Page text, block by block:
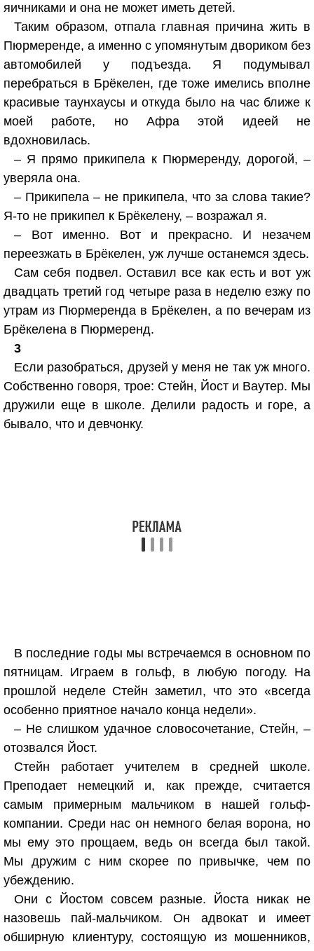
яичниками и она не может иметь детей.
Таким образом, отпала главная причина жить в
Пюрмеренде, а именно с упомянутым двориком без
автомобилей у подъезда. Я подумывал
перебраться в Брёкелен, где тоже имелись вполне
красивые таунхаусы и откуда было на час ближе к
моей работе, но Афра этой идеей не
вдохновилась.
– Я прямо прикипела к Пюрмеренду, дорогой, –
уверяла она.
– Прикипела – не прикипела, что за слова такие?
Я-то не прикипел к Брёкелену, – возражал я.
– Вот именно. Вот и прекрасно. И незачем
переезжать в Брёкелен, уж лучше останемся здесь.
Сам себя подвел. Оставил все как есть и вот уж
двадцать третий год четыре раза в неделю езжу по
утрам из Пюрмеренда в Брёкелен, а по вечерам из
Брёкелена в Пюрмеренд.
3
Если разобраться, друзей у меня не так уж много.
Собственно говоря, трое: Стейн, Йост и Ваутер. Мы
дружили еще в школе. Делили радость и горе, а
бывало, что и девчонку.
В последние годы мы встречаемся в основном по
пятницам. Играем в гольф, в любую погоду. На
прошлой неделе Стейн заметил, что это «всегда
особенно приятное начало конца недели».
– Не слишком удачное словосочетание, Стейн, –
отозвался Йост.
Стейн работает учителем в средней школе.
Преподает немецкий и, как прежде, считается
самым примерным мальчиком в нашей гольф-
компании. Среди нас он немного белая ворона, но
мы ему это прощаем, ведь он всегда был такой.
Мы дружим с ним скорее по привычке, чем по
убеждению.
Они с Йостом совсем разные. Йоста никак не
назовешь пай-мальчиком. Он адвокат и имеет
обширную клиентуру, состоящую из мошенников,